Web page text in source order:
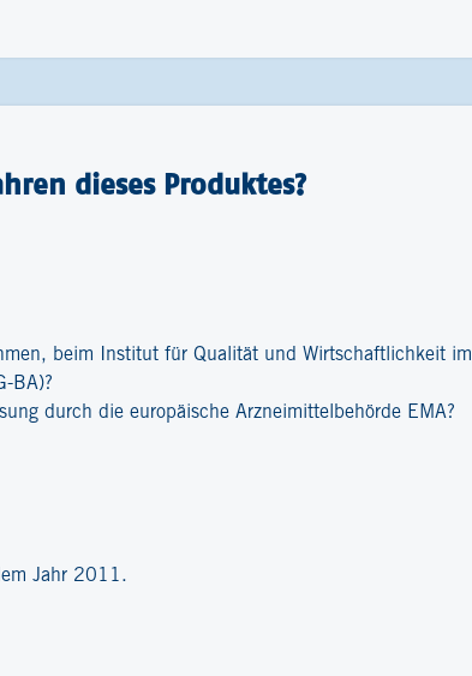
dieses Produktes?
beim Institut für Qualität und Wirtschaftlichkeit im
BA)?
durch die europäische Arzneimittelbehörde EMA?
Jahr 2011.